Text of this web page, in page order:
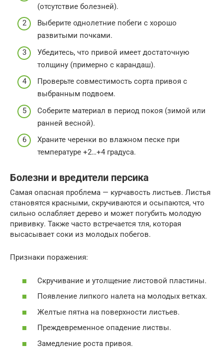
(отсутствие болезней).
Выберите однолетние побеги с хорошо
развитыми почками.
Убедитесь, что привой имеет достаточную
толщину (примерно с карандаш).
Проверьте совместимость сорта привоя с
выбранным подвоем.
Соберите материал в период покоя (зимой или
ранней весной).
Храните черенки во влажном песке при
температуре +2…+4 градуса.
Болезни и вредители персика
Самая опасная проблема — курчавость листьев. Листья
становятся красными, скручиваются и осыпаются, что
сильно ослабляет дерево и может погубить молодую
прививку. Также часто встречается тля, которая
высасывает соки из молодых побегов.
Признаки поражения:
Скручивание и утолщение листовой пластины.
Появление липкого налета на молодых ветках.
Желтые пятна на поверхности листьев.
Преждевременное опадение листвы.
Замедление роста привоя.